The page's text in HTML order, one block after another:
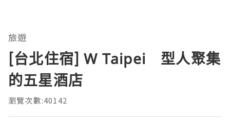
旅遊
[台北住宿] W Taipei 型人聚集
的五星酒店
瀏覽次數:40142